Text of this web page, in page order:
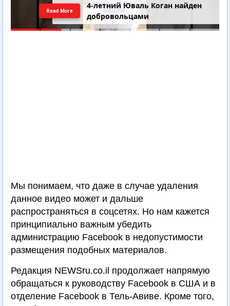
4-летний Юваль Коган найден
добровольцами
Read More
Мы понимаем, что даже в случае удаления
данное видео может и дальше
распространяться в соцсетях. Но нам кажется
принципиально важным убедить
администрацию Facebook в недопустимости
размещения подобных материалов.
Редакция NEWSru.co.il продолжает напрямую
обращаться к руководству Facebook в США и в
отделение Facebook в Тель-Авиве. Кроме того,